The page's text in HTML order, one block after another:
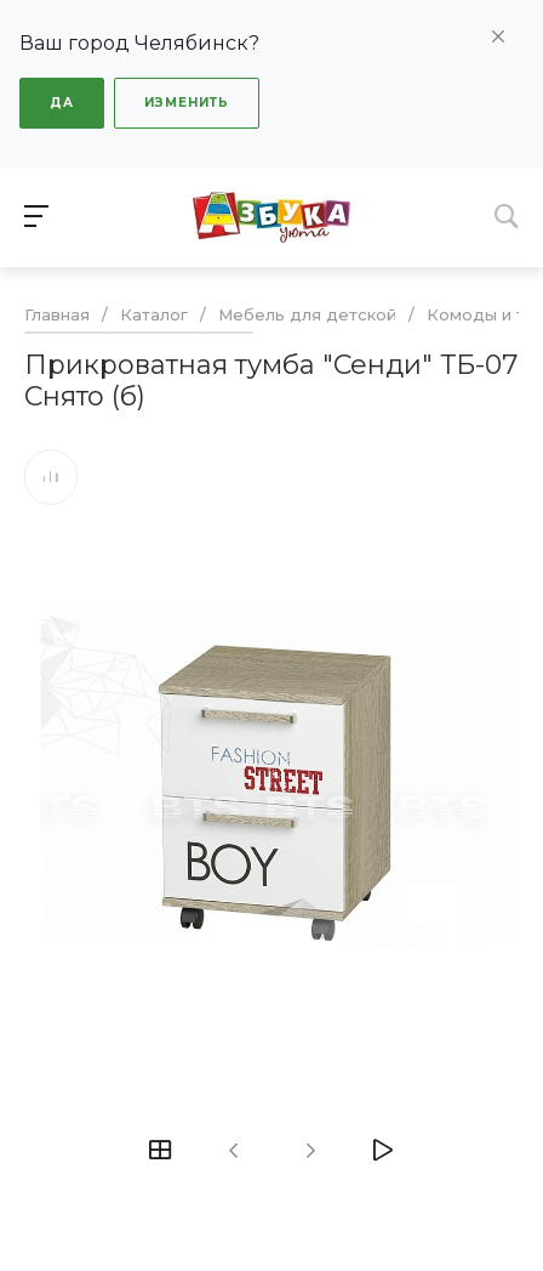
Ваш город Челябинск?
ДА ИЗМЕНИТЬ
Главная / Каталог / Мебель для детской / Комоды и
Прикроватная тумба "Сенди" ТБ-07
Снято (б)